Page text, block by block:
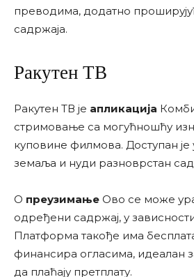
преводима, додатно
садржаја.
Ракутен ТВ
Ракутен ТВ је апликација
стримовање са могућношћу
куповине филмова. Доступан је
земаља и нуди разноврстан
О преузимање Ово се може
одређени садржај, у
Платформа такође има
финансира огласима, идеалан
да плаћају претплату.